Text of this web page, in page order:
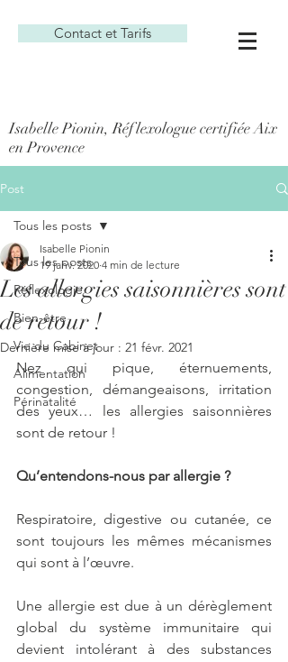
Contact et Tarifs
Isabelle Pionin, Réflexologue certifiée Aix
en Provence
Post
Tous les posts
Réflexologie
Bien-être
Vie du Cabinet
Alimentation
Périnatalité
Tous les posts
Les allergies saisonnières sont
de retour !
Isabelle Pionin
19 janv. 2020 4 min de lecture
Dernière mise à jour : 21 févr. 2021
Nez qui pique, éternuements,
congestion, démangeaisons, irritation
des yeux… les allergies saisonnières
sont de retour !
Qu’entendons-nous par allergie ?
Respiratoire, digestive ou cutanée, ce
sont toujours les mêmes mécanismes
qui sont à l’œuvre.
Une allergie est due à un dérèglement
global du système immunitaire qui
devient intolérant à des substances